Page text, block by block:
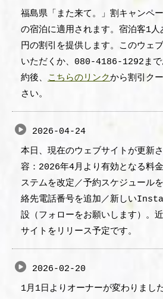
福島県「また来て。」割キャンペ
の宿泊に適用されます。宿泊客1
円の割引を提供します。このウェ
いただくか、080-4186-1292まで
約後、
こちらのリンクから割引ク
さい。
2026-04-24
本日、現在のウェブサイトが更新
容：2026年4月より有効となる料
ステムを改定／予約スケジュール
絡先電話番号を追加／新しい
設（フォローをお願いします）。
サイトをリリース予定です。
2026-02-20
1月1日よりオーナーが変わりまし